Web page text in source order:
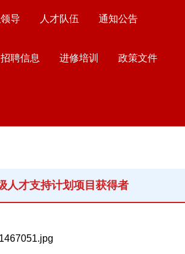
导 人才队伍 通知公告
招聘信息 进修培训 政策文件
人才支持计划项目获得者